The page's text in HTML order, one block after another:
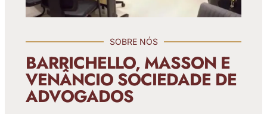
SOBRE NÓS
BARRICHELLO, MASSON E
VENÂNCIO SOCIEDADE DE
ADVOGADOS